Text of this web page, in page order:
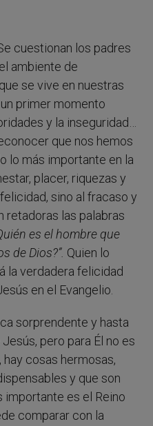
cuestionan los padres
ambiente de
se vive en nuestras
primer momento
y la inseguridad…
que nos hemos
lo más importante en la
placer, riquezas y
sino al fracaso y
retadoras las palabras
es el hombre que
de Dios?”. Quien lo
la verdadera felicidad
en el Evangelio.
sorprendente y hasta
pero para Él no es
cosas hermosas,
y que son
importante es el Reino
comparar con la